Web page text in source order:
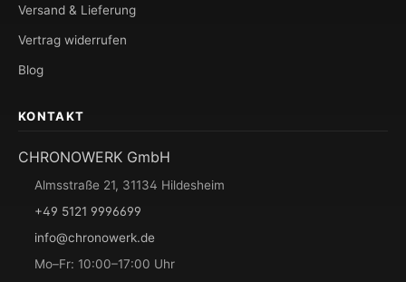
Versand & Lieferung
Vertrag widerrufen
Blog
KONTAKT
CHRONOWERK GmbH
Almsstraße 21, 31134 Hildesheim
+49 5121 9996699
info@chronowerk.de
Mo–Fr: 10:00–17:00 Uhr